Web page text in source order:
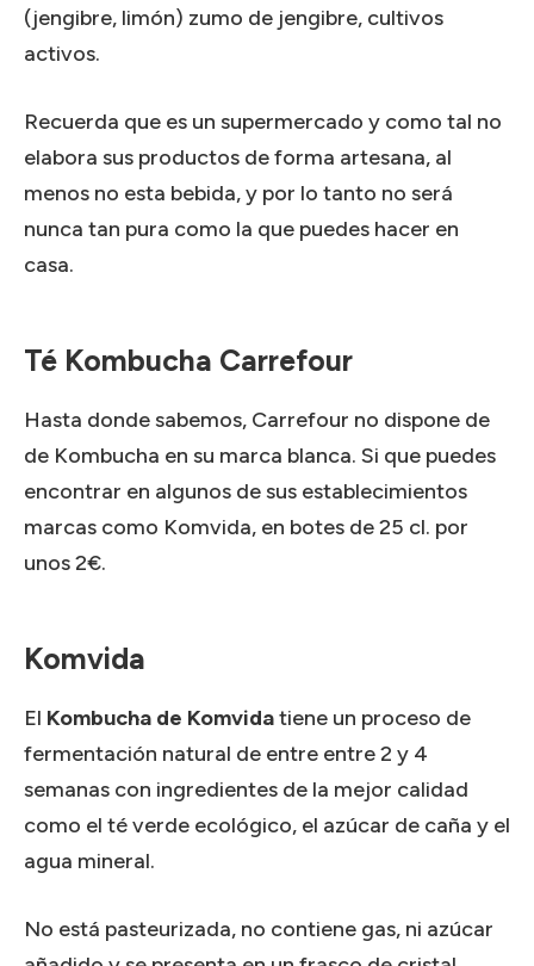
(jengibre, limón) zumo de jengibre, cultivos
activos.
Recuerda que es un supermercado y como tal no
elabora sus productos de forma artesana, al
menos no esta bebida, y por lo tanto no será
nunca tan pura como la que puedes hacer en
casa.
Té Kombucha Carrefour
Hasta donde sabemos, Carrefour no dispone de
de Kombucha en su marca blanca. Si que puedes
encontrar en algunos de sus establecimientos
marcas como Komvida, en botes de 25 cl. por
unos 2€.
Komvida
El Kombucha de Komvidatiene un proceso de
fermentación natural de entre entre 2 y 4
semanas con ingredientes de la mejor calidad
como el té verde ecológico, el azúcar de caña y el
agua mineral.
No está pasteurizada, no contiene gas, ni azúcar